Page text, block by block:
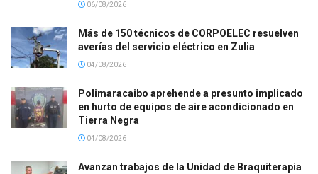
06/08/2026
Más de 150 técnicos de CORPOELEC resuelven
averías del servicio eléctrico en Zulia
04/08/2026
Polimaracaibo aprehende a presunto implicado
en hurto de equipos de aire acondicionado en
Tierra Negra
04/08/2026
Avanzan trabajos de la Unidad de Braquiterapia